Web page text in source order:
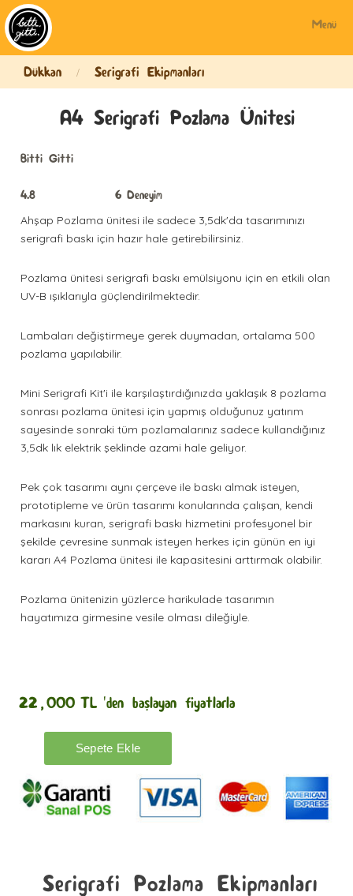
Menü
Dükkan / Serigrafi Ekipmanları
A4 Serigrafi Pozlama Ünitesi
Bitti Gitti
4.8 6 Deneyim
Ahşap Pozlama ünitesi ile sadece 3,5dk'da tasarımınızı
serigrafi baskı için hazır hale getirebilirsiniz.
Pozlama ünitesi serigrafi baskı emülsiyonu için en etkili olan
UV-B ışıklarıyla güçlendirilmektedir.
Lambaları değiştirmeye gerek duymadan, ortalama 500
pozlama yapılabilir.
Mini Serigrafi Kit'i ile karşılaştırdığınızda yaklaşık 8 pozlama
sonrası pozlama ünitesi için yapmış olduğunuz yatırım
sayesinde sonraki tüm pozlamalarınız sadece kullandığınız
3,5dk lık elektrik şeklinde azami hale geliyor.
Pek çok tasarımı aynı çerçeve ile baskı almak isteyen,
prototipleme ve ürün tasarımı konularında çalışan, kendi
markasını kuran, serigrafi baskı hizmetini profesyonel bir
şekilde çevresine sunmak isteyen herkes için günün en iyi
kararı A4 Pozlama ünitesi ile kapasitesini arttırmak olabilir.
Pozlama ünitenizin yüzlerce harikulade tasarımın
hayatımıza girmesine vesile olması dileğiyle.
22,000 TL 'den başlayan fiyatlarla
Serigrafi Pozlama Ekipmanları